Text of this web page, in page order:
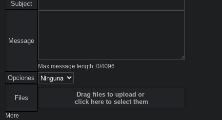
Subject
Message
Max message length: 0/4096
Opciones
Files
Drag files to upload or
click here to select them
More